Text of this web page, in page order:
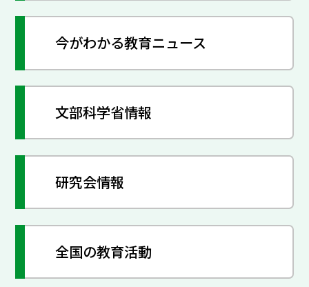
今がわかる教育ニュース
文部科学省情報
研究会情報
全国の教育活動